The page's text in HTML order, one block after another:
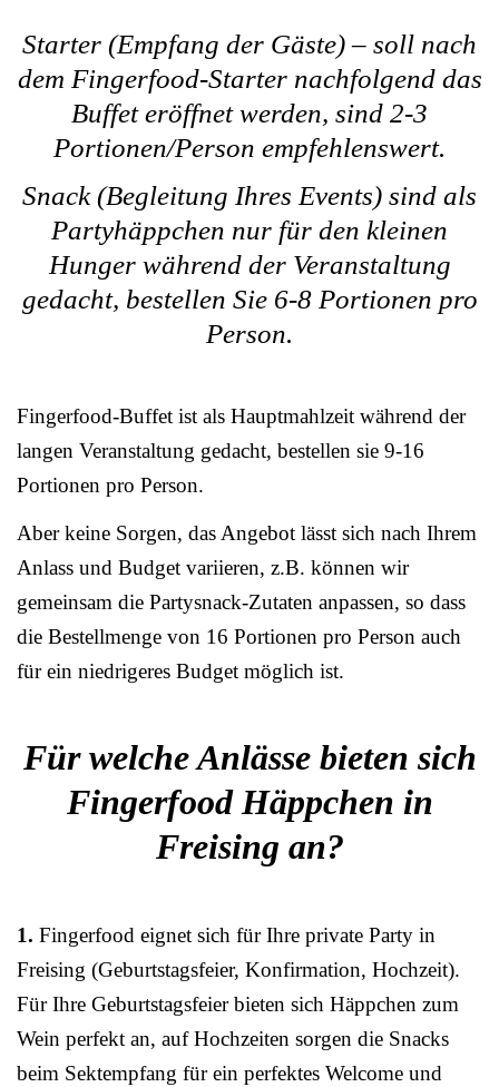
Starter (Empfang der Gäste) – soll nach
dem Fingerfood-Starter nachfolgend das
Buffet eröffnet werden, sind 2-3
Portionen/Person empfehlenswert.
Snack (Begleitung Ihres Events) sind als
Partyhäppchen nur für den kleinen
Hunger während der Veranstaltung
gedacht, bestellen Sie 6-8 Portionen pro
Person.
Fingerfood-Buffet ist als Hauptmahlzeit während der
langen Veranstaltung gedacht, bestellen sie 9-16
Portionen pro Person.
Aber keine Sorgen, das Angebot lässt sich nach Ihrem
Anlass und Budget variieren, z.B. können wir
gemeinsam die Partysnack-Zutaten anpassen, so dass
die Bestellmenge von 16 Portionen pro Person auch
für ein niedrigeres Budget möglich ist.
Für welche Anlässe bieten sich
Fingerfood Häppchen in
Freising an?
1. Fingerfood eignet sich für Ihre private Party in
Freising (Geburtstagsfeier, Konfirmation, Hochzeit).
Für Ihre Geburtstagsfeier bieten sich Häppchen zum
Wein perfekt an, auf Hochzeiten sorgen die Snacks
beim Sektempfang für ein perfektes Welcome und